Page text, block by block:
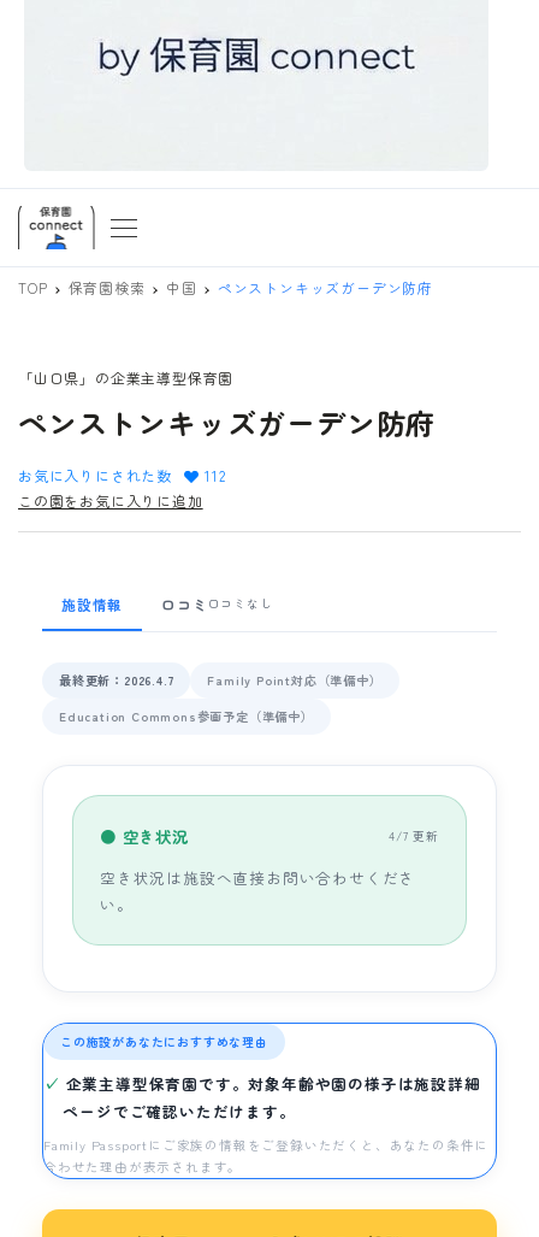
TOP 保育園検索 中国 ペンストンキッズガーデン防府
「山口県」の企業主導型保育園
ペンストンキッズガーデン防府
お気に入りにされた数
112
この園をお気に入りに追加
施設情報 口コミ 口コミなし
最終更新：2026.4.7
Family Point対応（準備中）
Education Commons参画予定（準備中）
● 空き状況 4/7 更新
空き状況は施設へ直接お問い合わせくださ
い。
この施設があなたにおすすめな理由
企業主導型保育園です。対象年齢や園の様子は施設詳細
ページでご確認いただけます。
Family Passportにご家族の情報をご登録いただくと、あなたの条件に
合わせた理由が表示されます。